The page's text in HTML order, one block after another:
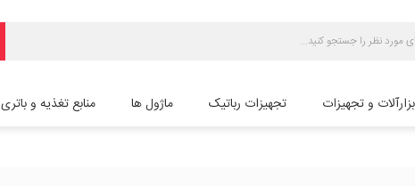
و تجهیزات تجهیزات رباتیک ماژول ها منابع تغذیه و باتری